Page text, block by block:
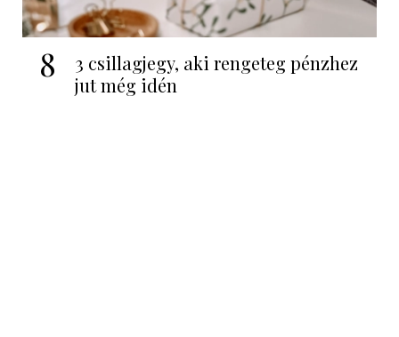
8
3 csillagjegy, aki rengeteg pénzhez
jut még idén